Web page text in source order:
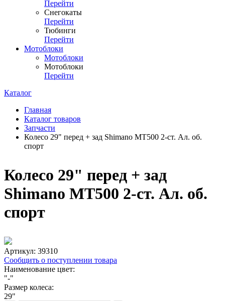
Перейти
Снегокаты
Перейти
Тюбинги
Перейти
Мотоблоки
Мотоблоки
Мотоблоки
Перейти
Каталог
Главная
Каталог товаров
Запчасти
Колесо 29" перед + зад Shimano MT500 2-ст. Ал. об.
спорт
Колесо 29" перед + зад
Shimano MT500 2-ст. Ал. об.
спорт
Артикул: 39310
Сообщить о поступлении товара
Наименование цвет:
"-"
Размер колеса:
29"